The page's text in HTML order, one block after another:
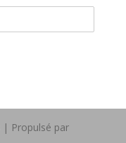
| Propulsé par